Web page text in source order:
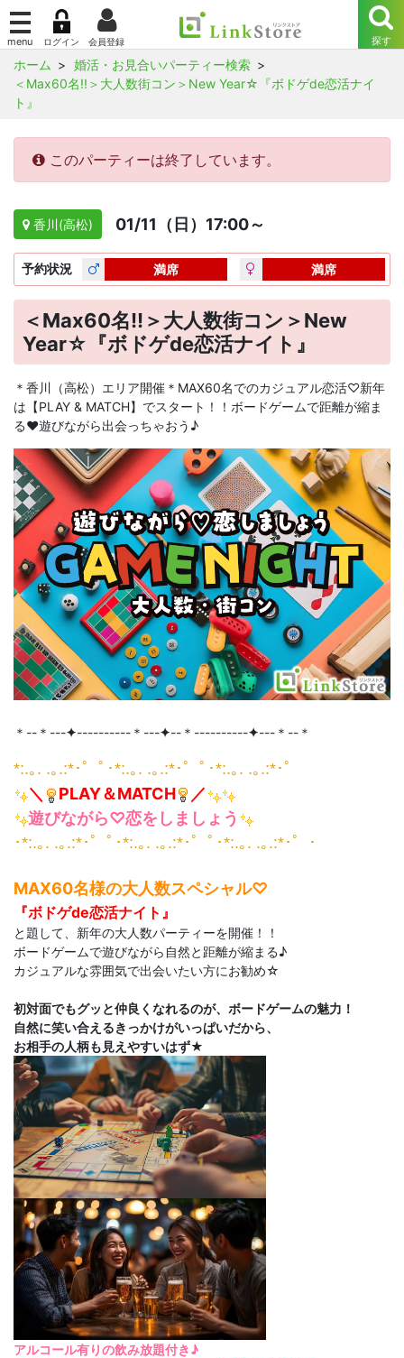
ホーム
婚活・お見合いパーティー検索
＜Max60名!!＞大人数街コン＞New Year☆『ボドゲde恋活ナイ
ト』
このパーティーは終了しています。
香川(高松) 01/11（日）17:00～
予約状況 満席 満席
＜Max60名!!＞大人数街コン＞New
Year☆『ボドゲde恋活ナイト』
＊香川（高松）エリア開催＊MAX60名でのカジュアル恋活♡新年
は【PLAY & MATCH】でスタート！！ボードゲームで距離が縮ま
る♥遊びながら出会っちゃおう♪
＊--＊---✦----------＊---✦--＊----------✦---＊--＊
*:.｡. .｡.:*･゜ﾟ･*:.｡. .｡.:*･゜ﾟ･*:.｡. .｡.:*･゜
＼ PLAY＆MATCH
／
遊びながら♡恋をしましょう
･*:.｡. .｡.:*･゜ﾟ･*:.｡. .｡.:*･゜ﾟ･*:.｡. .｡.:*･゜･
MAX60名様の大人数スペシャル♡
『ボドゲde恋活ナイト』
と題して、新年の大人数パーティーを開催！！
ボードゲームで遊びながら自然と距離が縮まる♪
カジュアルな雰囲気で出会いたい方にお勧め☆
初対面でもグッと仲良くなれるのが、ボードゲームの魅力！
自然に笑い合えるきっかけがいっぱいだから、
お相手の人柄も見えやすいはず★
アルコール有りの飲み放題付き♪